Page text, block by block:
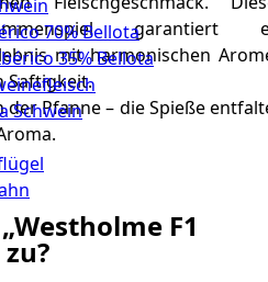
70% Bellota
35% Bellota
Schwein
garantiert
mit harmonischen
Saftigkeit.
Pfanne – die Spieße
F1